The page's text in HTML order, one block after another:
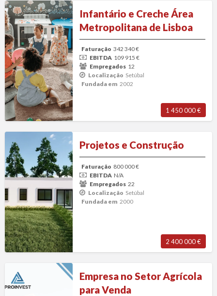
Infantário
e
Creche
Área
Metropolitana
de
Lisboa
Infantário e Creche Área
Metropolitana de Lisboa
Faturação 342 340 €
EBITDA 109 915 €
Empregados 12
Localização Setúbal
Fundada em 2002
1 450 000 €
Construção
Projetos e Construção
Faturação 800 000 €
EBITDA N/A
Empregados 22
Localização Setúbal
Fundada em 2000
2 400 000 €
no
Empresa no Setor Agrícola
para Venda